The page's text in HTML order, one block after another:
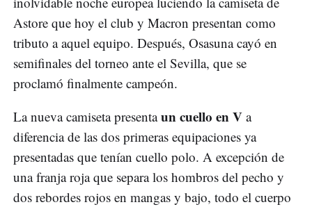
Astore que hoy el club y Macron presentan como
tributo a aquel equipo. Después, Osasuna cayó en
semifinales del torneo ante el Sevilla, que se
proclamó finalmente campeón.
La nueva camiseta presentaun cuello en V a
diferencia de las dos primeras equipaciones ya
presentadas que tenían cuello polo. A excepción de
una franja roja que separa los hombros del pecho y
dos rebordes rojos en mangas y bajo, todo el cuerpo